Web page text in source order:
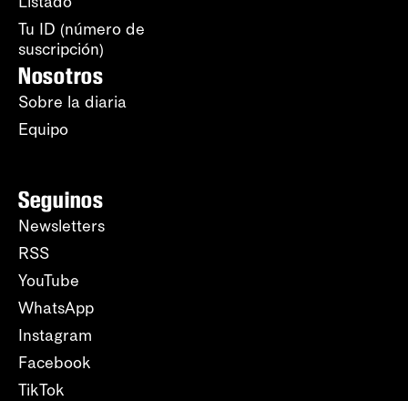
Tu ID (número de
suscripción)
Nosotros
Sobre la diaria
Equipo
Seguinos
Newsletters
RSS
YouTube
WhatsApp
Instagram
Facebook
TikTok